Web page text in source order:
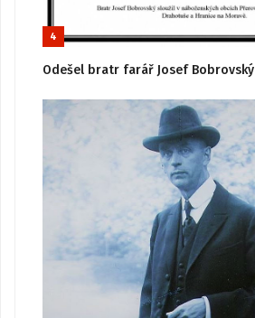
4
Odešel bratr farář Josef Bobrovský